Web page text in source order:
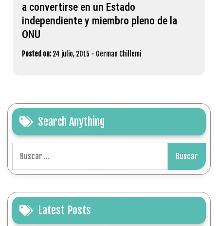
a convertirse en un Estado
independiente y miembro pleno de la
ONU
Posted on: 24 julio, 2015 - German Chillemi
Search Anything
Latest Posts